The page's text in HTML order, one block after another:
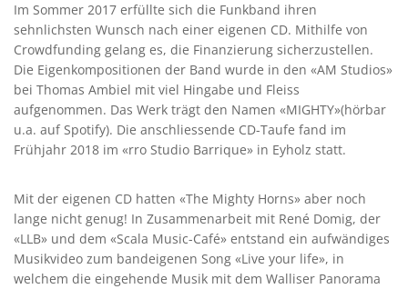
Im Sommer 2017 erfüllte sich die Funkband ihren
sehnlichsten Wunsch nach einer eigenen CD. Mithilfe von
Crowdfunding gelang es, die Finanzierung sicherzustellen.
Die Eigenkompositionen der Band wurde in den «AM Studios»
bei Thomas Ambiel mit viel Hingabe und Fleiss
aufgenommen. Das Werk trägt den Namen «MIGHTY»(hörbar
u.a. auf Spotify). Die anschliessende CD-Taufe fand im
Frühjahr 2018 im «rro Studio Barrique» in Eyholz statt.
Mit der eigenen CD hatten «The Mighty Horns» aber noch
lange nicht genug! In Zusammenarbeit mit René Domig, der
«LLB» und dem «Scala Music-Café» entstand ein aufwändiges
Musikvideo zum bandeigenen Song «Live your life», in
welchem die eingehende Musik mit dem Walliser Panorama